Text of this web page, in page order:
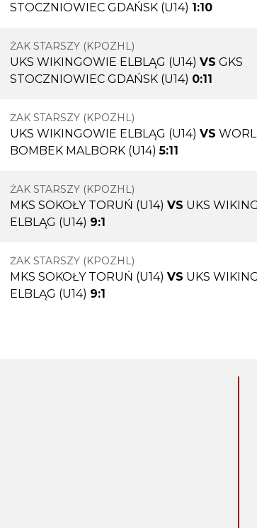
STOCZNIOWIEC GDAŃSK (U14) 1:10
ŻAK STARSZY (KPOZHL)
UKS WIKINGOWIE ELBLĄG (U14) VS GKS
STOCZNIOWIEC GDAŃSK (U14) 0:11
ŻAK STARSZY (KPOZHL)
UKS WIKINGOWIE ELBLĄG (U14) VS
BOMBEK MALBORK (U14) 5:11
ŻAK STARSZY (KPOZHL)
MKS SOKOŁY TORUŃ (U14) VS UKS
ELBLĄG (U14) 9:1
ŻAK STARSZY (KPOZHL)
MKS SOKOŁY TORUŃ (U14) VS UKS
ELBLĄG (U14) 9:1